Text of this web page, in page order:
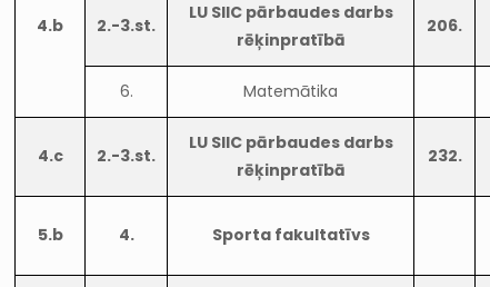
4.b 2.-3.st.
LU SIIC pārbaudes darbs
rēķinpratībā
206.
6. Matemātika
4.c 2.-3.st.
LU SIIC pārbaudes darbs
rēķinpratībā
232.
5.b 4. Sporta fakultatīvs